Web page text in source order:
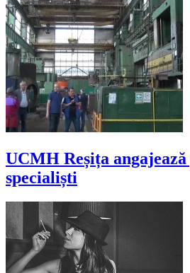
UCMH Reșița angajează
specialiști